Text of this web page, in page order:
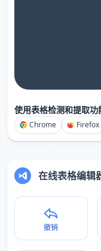
使用表格检测和提取
Chrome Firefox
在线表格编辑
撤销